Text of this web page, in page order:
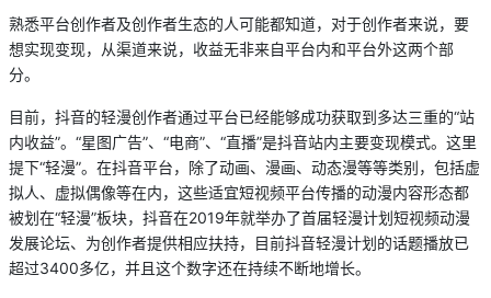
熟悉平台创作者及创作者生态的人可能都知道，对于创作者来说，要
想实现变现，从渠道来说，收益无非来自平台内和平台外这两个部
分。
目前，抖音的轻漫创作者通过平台已经能够成功获取到多达三重的“站
内收益”。“星图广告”、“电商”、“直播”是抖音站内主要变现模式。这里
提下“轻漫”。在抖音平台，除了动画、漫画、动态漫等等类别，包括虚
拟人、虚拟偶像等在内，这些适宜短视频平台传播的动漫内容形态都
被划在“轻漫”板块，抖音在2019年就举办了首届轻漫计划短视频动漫
发展论坛、为创作者提供相应扶持，目前抖音轻漫计划的话题播放已
超过3400多亿，并且这个数字还在持续不断地增长。